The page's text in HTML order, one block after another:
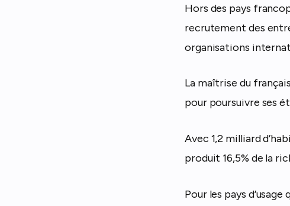
Hors des pays
recrutement des
organisations
La maîtrise du
pour poursuivre ses
Avec 1,2 milliard
produit 16,5% de la
Pour les pays